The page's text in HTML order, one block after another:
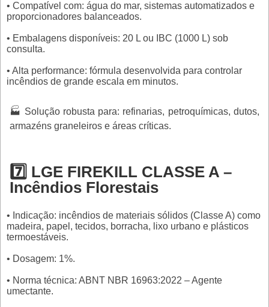
• Compatível com: água do mar, sistemas automatizados e
proporcionadores balanceados.
• Embalagens disponíveis: 20 L ou IBC (1000 L) sob
consulta.
• Alta performance: fórmula desenvolvida para controlar
incêndios de grande escala em minutos.
🏭 Solução robusta para: refinarias, petroquímicas, dutos,
armazéns graneleiros e áreas críticas.
7️⃣ LGE FIREKILL CLASSE A –
Incêndios Florestais
• Indicação: incêndios de materiais sólidos (Classe A) como
madeira, papel, tecidos, borracha, lixo urbano e plásticos
termoestáveis.
• Dosagem: 1%.
• Norma técnica: ABNT NBR 16963:2022 – Agente
umectante.